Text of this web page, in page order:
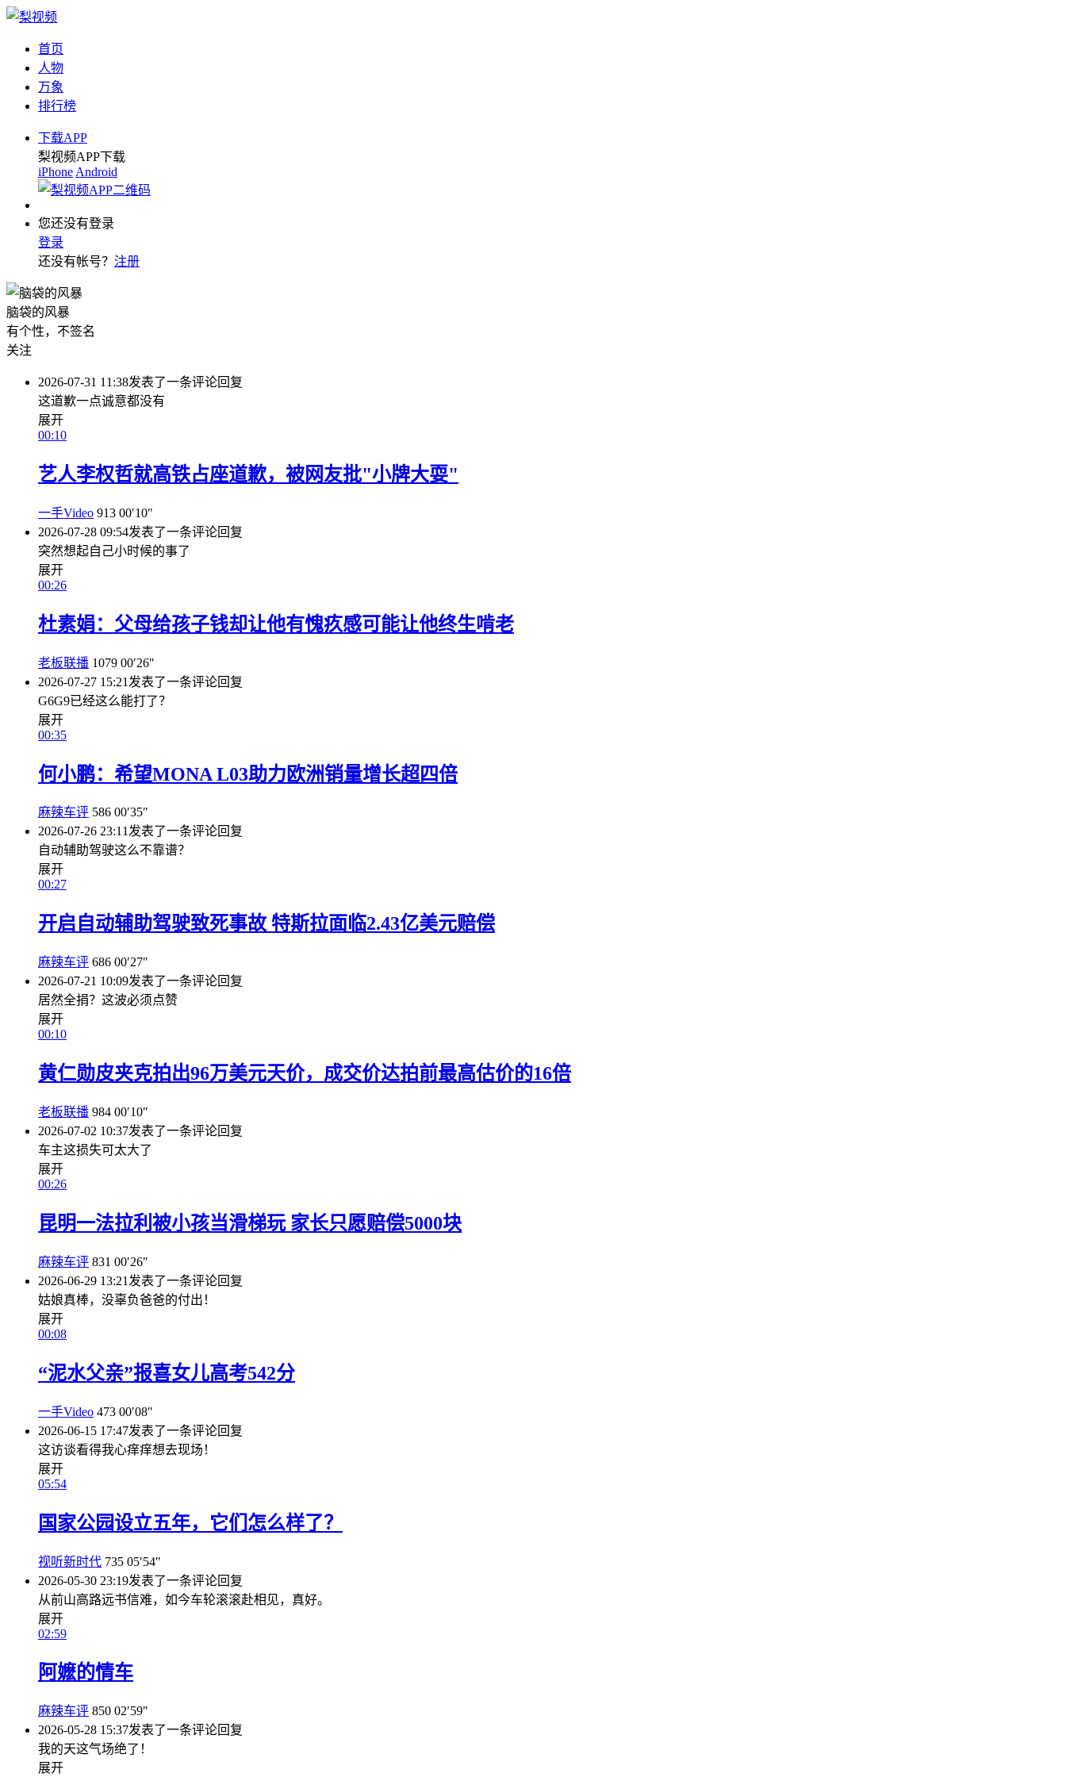
首页
人物
万象
排行榜
下载APP
梨视频APP下载
iPhone Android
您还没有登录
登录
还没有帐号？ 注册
脑袋的风暴
有个性，不签名
关注
2026-07-31 11:38发表了一条评论回复
这道歉一点诚意都没有
展开
00:10
艺人李权哲就高铁占座道歉，被网友批"小牌大耍"
一手Video 913 00′10″
2026-07-28 09:54发表了一条评论回复
突然想起自己小时候的事了
展开
00:26
杜素娟：父母给孩子钱却让他有愧疚感可能让他终生啃老
老板联播 1079 00′26″
2026-07-27 15:21 发表了一条评论回复
G6G9已经这么能打了？
展开
00:35
何小鹏：希望MONA L03助力欧洲销量增长超四倍
麻辣车评 586 00′35″
2026-07-26 23:11发表了一条评论回复
自动辅助驾驶这么不靠谱？
展开
00:27
开启自动辅助驾驶致死事故 特斯拉面临2.43亿美元赔偿
麻辣车评 686 00′27″
2026-07-21 10:09发表了一条评论回复
居然全捐？这波必须点赞
展开
00:10
黄仁勋皮夹克拍出96万美元天价，成交价达拍前最高估价的16倍
老板联播 984 00′10″
2026-07-02 10:37发表了一条评论回复
车主这损失可太大了
展开
00:26
昆明一法拉利被小孩当滑梯玩 家长只愿赔偿5000块
麻辣车评 831 00′26″
2026-06-29 13:21 发表了一条评论回复
姑娘真棒，没辜负爸爸的付出！
展开
00:08
“泥水父亲”报喜女儿高考542分
一手Video 473 00′08″
2026-06-15 17:47发表了一条评论回复
这访谈看得我心痒痒想去现场！
展开
05:54
国家公园设立五年，它们怎么样了？
视听新时代 735 05′54″
2026-05-30 23:19发表了一条评论回复
从前山高路远书信难，如今车轮滚滚赴相见，真好。
展开
02:59
阿嬷的情车
麻辣车评 850 02′59″
2026-05-28 15:37发表了一条评论回复
我的天这气场绝了！
展开